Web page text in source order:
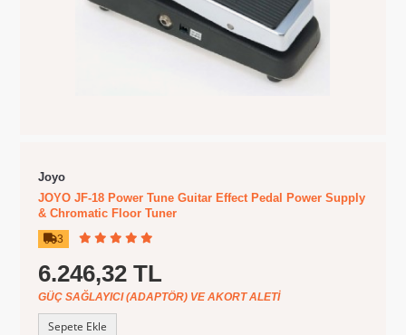
Joyo
JOYO JF-18 Power Tune Guitar Effect Pedal Power Supply
& Chromatic Floor Tuner
3
6.246,32 TL
GÜÇ SAĞLAYICI (ADAPTÖR) VE AKORT ALETI
Sepete Ekle